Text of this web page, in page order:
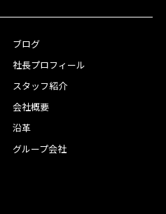
ブログ
社長プロフィール
スタッフ紹介
会社概要
沿革
グループ会社